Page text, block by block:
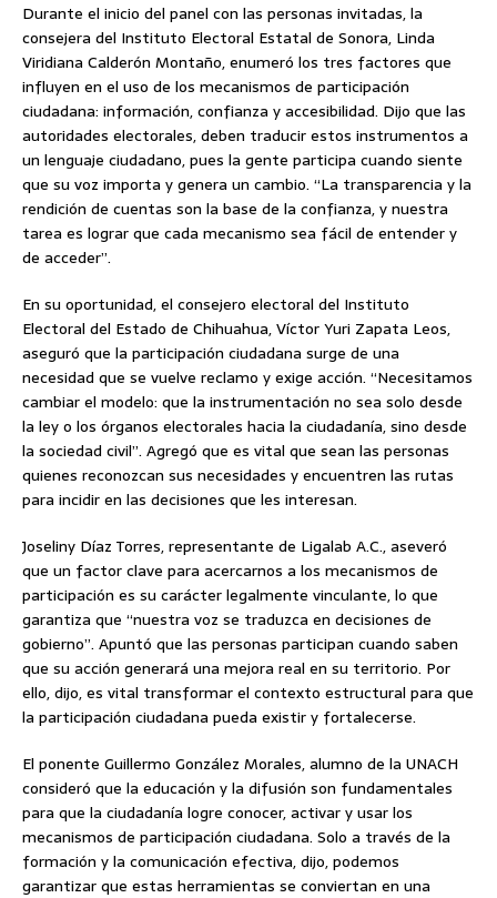
Durante el inicio del panel con las personas invitadas, la
consejera del Instituto Electoral Estatal de Sonora, Linda
Viridiana Calderón Montaño, enumeró los tres factores que
influyen en el uso de los mecanismos de participación
ciudadana: información, confianza y accesibilidad. Dijo que las
autoridades electorales, deben traducir estos instrumentos a
un lenguaje ciudadano, pues la gente participa cuando siente
que su voz importa y genera un cambio. “La transparencia y la
rendición de cuentas son la base de la confianza, y nuestra
tarea es lograr que cada mecanismo sea fácil de entender y
de acceder”.
En su oportunidad, el consejero electoral del Instituto
Electoral del Estado de Chihuahua, Víctor Yuri Zapata Leos,
aseguró que la participación ciudadana surge de una
necesidad que se vuelve reclamo y exige acción. “Necesitamos
cambiar el modelo: que la instrumentación no sea solo desde
la ley o los órganos electorales hacia la ciudadanía, sino desde
la sociedad civil”. Agregó que es vital que sean las personas
quienes reconozcan sus necesidades y encuentren las rutas
para incidir en las decisiones que les interesan.
Joseliny Díaz Torres, representante de Ligalab A.C., aseveró
que un factor clave para acercarnos a los mecanismos de
participación es su carácter legalmente vinculante, lo que
garantiza que “nuestra voz se traduzca en decisiones de
gobierno”. Apuntó que las personas participan cuando saben
que su acción generará una mejora real en su territorio. Por
ello, dijo, es vital transformar el contexto estructural para que
la participación ciudadana pueda existir y fortalecerse.
El ponente Guillermo González Morales, alumno de la UNACH
consideró que la educación y la difusión son fundamentales
para que la ciudadanía logre conocer, activar y usar los
mecanismos de participación ciudadana. Solo a través de la
formación y la comunicación efectiva, dijo, podemos
garantizar que estas herramientas se conviertan en una